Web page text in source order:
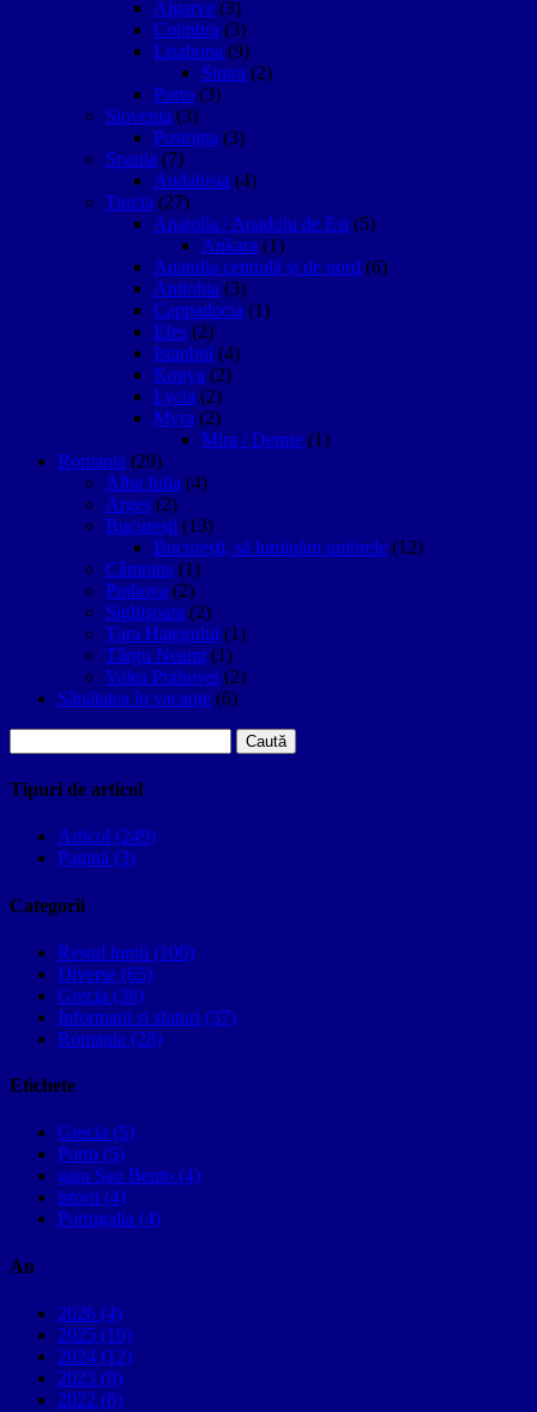
Algarve (3)
Coimbra (3)
Lisabona (9)
Sintra (2)
Porto (3)
Slovenia (3)
Postojna (3)
Spania (7)
Andalusia (4)
Turcia (27)
Anatolia / Anadolu de Est (5)
Ankara (1)
Anatolia centrală și de nord (6)
Antiohia (3)
Cappadocia (1)
Efes (2)
Istanbul (4)
Konya (2)
Lycia (2)
Myra (2)
Mira / Demre (1)
Romania (29)
Alba Iulia (4)
Argeș (2)
București (13)
București, să luminăm umbrele (12)
Câmpina (1)
Prahova (2)
Sighişoara (2)
Țara Hațegului (1)
Târgu Neamţ (1)
Valea Prahovei (2)
Sănătatea în vacanțe (6)
după:
Tipuri de articol
Articol (249)
Pagină (3)
Categorii
Restul lumii (100)
Diverse (65)
Grecia (38)
Informatii si sfaturi (37)
Romania (28)
Etichete
Grecia (5)
Porto (5)
gara Sao Bento (4)
istorii (4)
Portugalia (4)
An
2026 (4)
2025 (10)
2024 (12)
2023 (9)
2022 (8)